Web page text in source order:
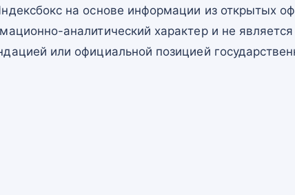
на основе информации из открытых
аналитический характер и не
или официальной позицией